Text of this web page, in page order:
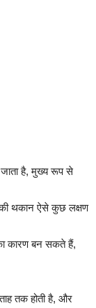
जाता है, मुख्य रूप से
थकान ऐसे कुछ लक्षण
का कारण बन सकते हैं,
तक होती है, और